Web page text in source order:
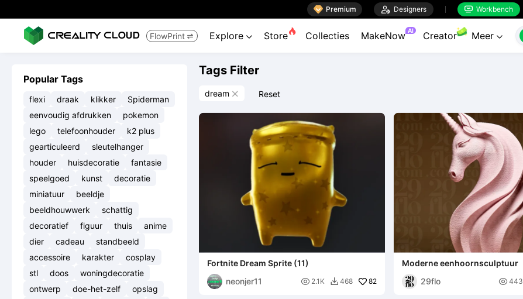
 Premium  Designers  Workbench
FlowPrint  Explore  Store Collecties MakeNow AI Creator Meer 
Popular Tags
flexi draak klikker
Spiderman
eenvoudig afdrukken
pokemon
lego
telefoonhouder
k2 plus
gearticuleerd
sleutelhanger
houder
huisdecoratie
fantasie
speelgoed
kunst
decoratie
miniatuur
beeldje
beeldhouwwerk
schattig
decoratief
figuur thuis
anime
dier
cadeau
standbeeld
accessoire
karakter
cosplay
stl
doos
woningdecoratie
ontwerp
doe-het-zelf
opslag
Tags Filter
dream  Reset
Fortnite Dream Sprite (11)
neonjer11
 2.1K  468 82
Moderne eenhoornsculptuur
29flo
 443